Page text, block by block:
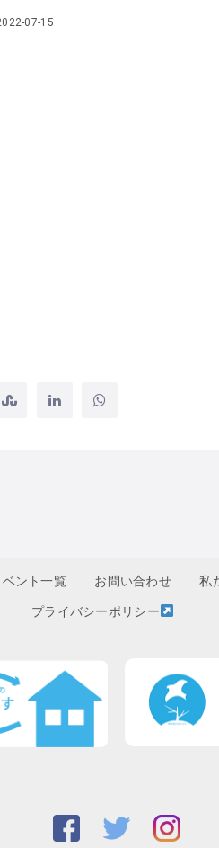
07-15
ベント一覧 お問い合わせ 私
プライバシーポリシー